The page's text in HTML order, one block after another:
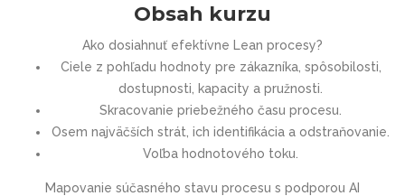
Obsah kurzu
Ako dosiahnuť efektívne Lean procesy?
Ciele z pohľadu hodnoty pre zákazníka, spôsobilosti,
dostupnosti, kapacity a pružnosti.
Skracovanie priebežného času procesu.
Osem najväčších strát, ich identifikácia a odstraňovanie.
Voľba hodnotového toku.
Mapovanie súčasného stavu procesu s podporou AI